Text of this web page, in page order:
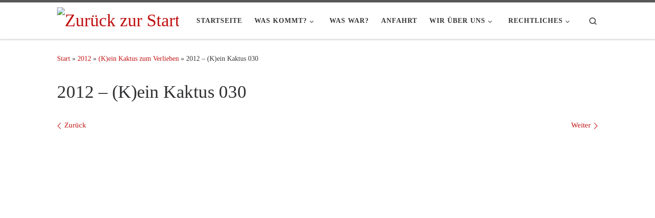
STARTSEITE WAS KOMMT? WAS WAR? ANFAHRT WIR ÜBER UNS RECHTLICHES
Start » 2012 » (K)ein Kaktus zum Verlieben » 2012 – (K)ein Kaktus 030
2012 – (K)ein Kaktus 030
Bilder Navigation
Zurück Weiter